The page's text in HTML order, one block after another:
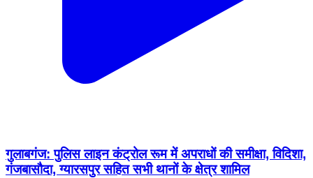
गुलाबगंज: पुलिस लाइन कंट्रोल रूम में अपराधों की समीक्षा, विदिशा,
गंजबासौदा, ग्यारसपुर सहित सभी थानों के क्षेत्र शामिल